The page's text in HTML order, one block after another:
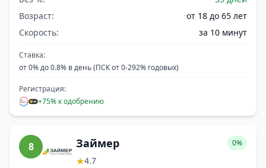
Возраст:
от 18 до 65 лет
Скорость:
за 10 минут
Ставка:
от 0% до 0.8% в день (ПСК от 0-292% годовых)
Регистрация:
+75% к одобрению
8 Займер
★4.7
0%